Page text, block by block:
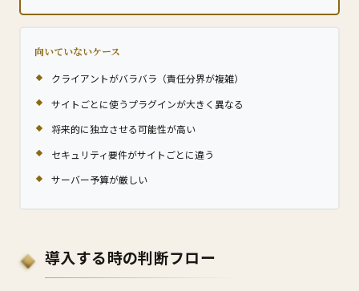
向いていないケース
クライアントがバラバラ（責任分界が複雑）
サイトごとに使うプラグインが大きく異なる
将来的に独立させる可能性が高い
セキュリティ要件がサイトごとに違う
サーバー予算が厳しい
導入する時の判断フロー